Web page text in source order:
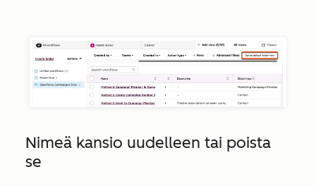
Nimeä kansio uudelleen tai poista
se